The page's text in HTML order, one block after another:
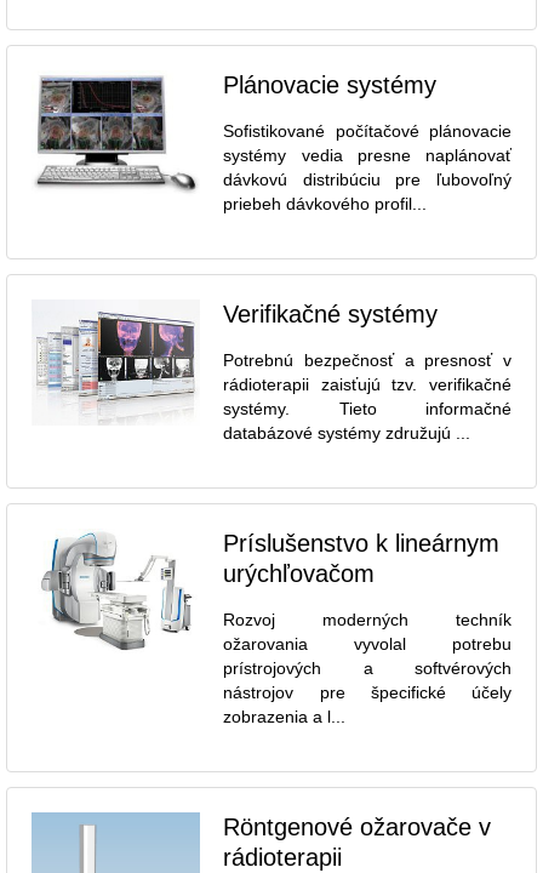
Plánovacie systémy
Sofistikované počítačové plánovacie
systémy vedia presne naplánovať
dávkovú distribúciu pre ľubovoľný
priebeh dávkového profil...
Verifikačné systémy
Potrebnú bezpečnosť a presnosť v
rádioterapii zaisťujú tzv. verifikačné
systémy. Tieto informačné
databázové systémy združujú ...
Príslušenstvo k lineárnym
urýchľovačom
Rozvoj moderných techník
ožarovania vyvolal potrebu
prístrojových a softvérových
nástrojov pre špecifické účely
zobrazenia a l...
Röntgenové ožarovače v
rádioterapii